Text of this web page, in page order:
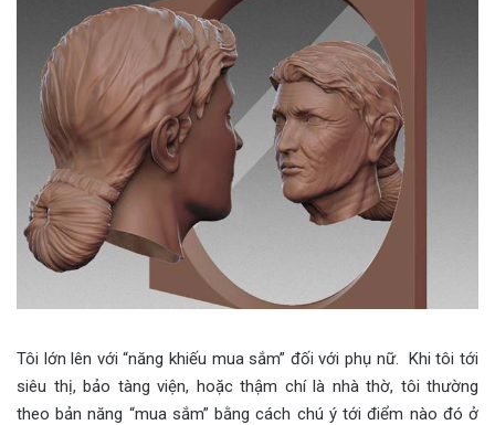
Tôi lớn lên với “năng khiếu mua sắm” đối với phụ nữ. Khi tôi tới
siêu thị, bảo tàng viện, hoặc thậm chí là nhà thờ, tôi thường
theo bản năng “mua sắm” bằng cách chú ý tới điểm nào đó ở